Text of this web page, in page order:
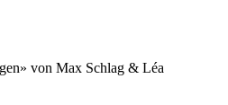
von Max Schlag & Léa